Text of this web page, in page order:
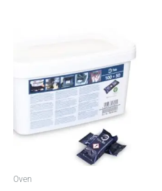
Oven